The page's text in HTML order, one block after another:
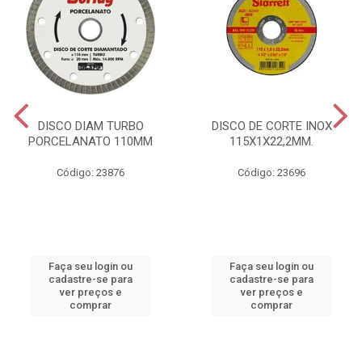
DISCO DIAM TURBO
PORCELANATO 110MM
Código: 23876
Faça seu login ou
cadastre-se para
ver preços e
comprar
DISCO DE CORTE INOX
115X1X22,2MM.
Código: 23696
Faça seu login ou
cadastre-se para
ver preços e
comprar